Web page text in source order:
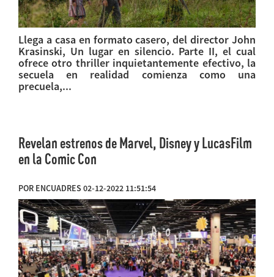
Llega a casa en formato casero, del director John
Krasinski, Un lugar en silencio. Parte II, el cual
ofrece otro thriller inquietantemente efectivo, la
secuela en realidad comienza como una
precuela,...
Revelan estrenos de Marvel, Disney y LucasFilm
en la Comic Con
POR ENCUADRES 02-12-2022 11:51:54